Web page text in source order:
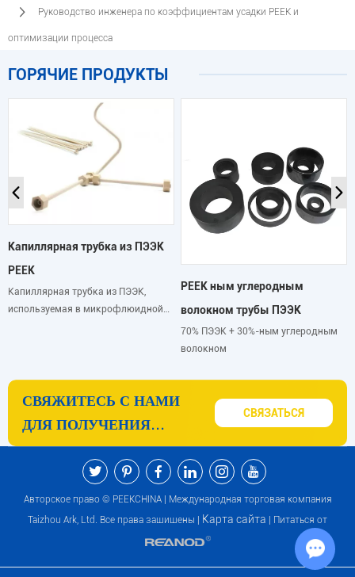
Руководство инженера по коэффициентам усадки PEEK и
оптимизации процесса
ГОРЯЧИЕ ПРОДУКТЫ
Капиллярная трубка из ПЭЭК
PEEK
Капиллярная трубка из ПЭЭК,
используемая в микрофлюидной
PEEK ным углеродным
волокном трубы ПЭЭК
70% ПЭЭК + 30%-ным углеродным
волокном
СВЯЖИТЕСЬ С НАМИ
ДЛЯ ПОЛУЧЕНИЯ
ДОПОЛНИТЕЛЬНОЙ
ИНФОРМАЦИИ И
РЕКОМЕНДАЦИЙ ПО
ПРОДУКТАМ И
СВЯЗАТЬСЯ
Авторское право © PEEKCHINA | Международная торговая компания
Taizhou Ark, Ltd. Все права защищены |
Карта сайта | Питаться от